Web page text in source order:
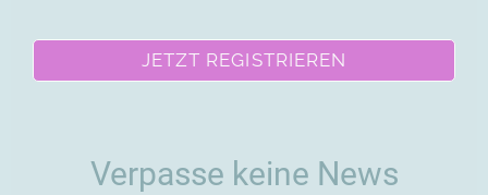
JETZT REGISTRIEREN
Verpasse keine News